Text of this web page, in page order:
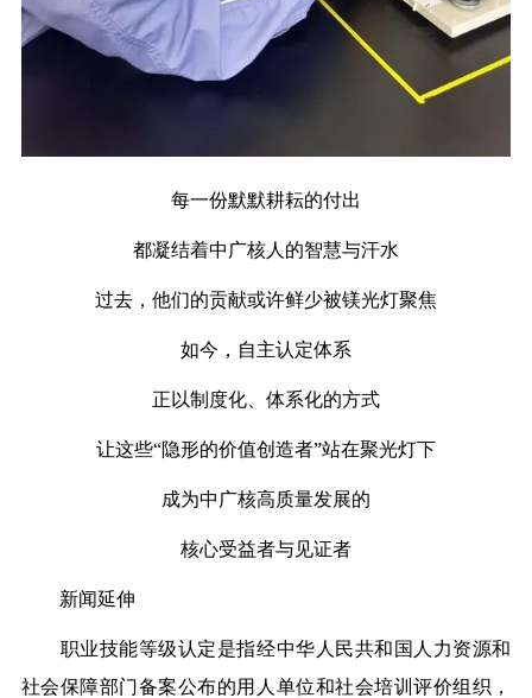
每一份默默耕耘的付出
都凝结着中广核人的智慧与汗水
过去，他们的贡献或许鲜少被镁光灯聚焦
如今，自主认定体系
正以制度化、体系化的方式
让这些“隐形的价值创造者”站在聚光灯下
成为中广核高质量发展的
核心受益者与见证者
新闻延伸
职业技能等级认定是指经中华人民共和国人力资源和
社会保障部门备案公布的用人单位和社会培训评价组织，